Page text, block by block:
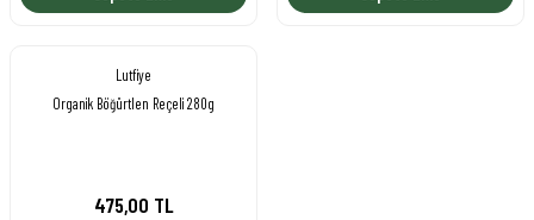
Lutfiye
Organik Böğürtlen Reçeli 280g
475,00 TL